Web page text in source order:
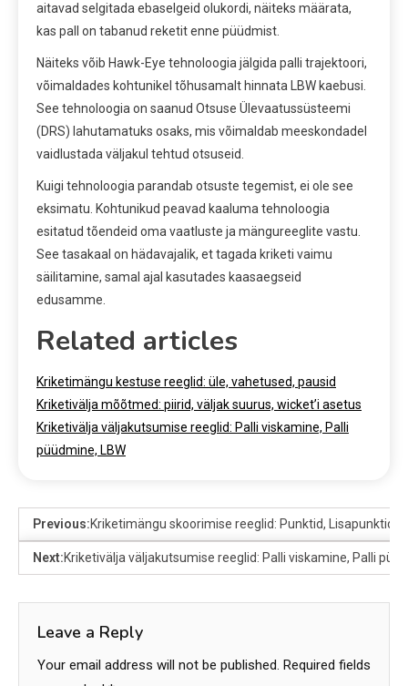
aitavad selgitada ebaselgeid olukordi, näiteks määrata,
kas pall on tabanud reketit enne püüdmist.
Näiteks võib Hawk-Eye tehnoloogia jälgida palli trajektoori,
võimaldades kohtunikel tõhusamalt hinnata LBW kaebusi.
See tehnoloogia on saanud Otsuse Ülevaatussüsteemi
(DRS) lahutamatuks osaks, mis võimaldab meeskondadel
vaidlustada väljakul tehtud otsuseid.
Kuigi tehnoloogia parandab otsuste tegemist, ei ole see
eksimatu. Kohtunikud peavad kaaluma tehnoloogia
esitatud tõendeid oma vaatluste ja mängureeglite vastu.
See tasakaal on hädavajalik, et tagada kriketi vaimu
säilitamine, samal ajal kasutades kaasaegseid
edusamme.
Related articles
Kriketimängu kestuse reeglid: üle, vahetused, pausid
Kriketivälja mõõtmed: piirid, väljak suurus, wicket’i asetus
Kriketivälja väljakutsumise reeglid: Palli viskamine, Palli
püüdmine, LBW
Previous:Kriketimängu skoorimise reeglid: Punktid, Lisapunktid,
Next:Kriketivälja väljakutsumise reeglid: Palli viskamine, Palli
Leave a Reply
Your email address will not be published. Required fields